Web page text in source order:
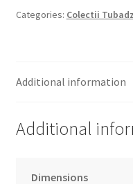
Magazin
Categories: Colectii
Additional information
Additional
Dimensions